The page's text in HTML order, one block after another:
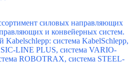
силовых направляющих
и конвейерных систем.
Kabelschlepp: система KabelSchlepp,
LINE PLUS, система VARIO-
ROBOTRAX, система STEEL-